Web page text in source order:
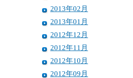
2013年02月
2013年01月
2012年12月
2012年11月
2012年10月
2012年09月